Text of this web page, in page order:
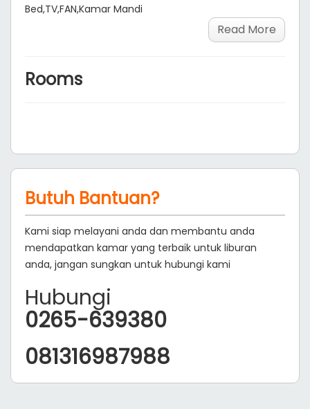
Bed,TV,FAN,Kamar Mandi
Read More
Rooms
Butuh Bantuan?
Kami siap melayani anda dan membantu anda
mendapatkan kamar yang terbaik untuk liburan
anda, jangan sungkan untuk hubungi kami
Hubungi
0265-639380
081316987988